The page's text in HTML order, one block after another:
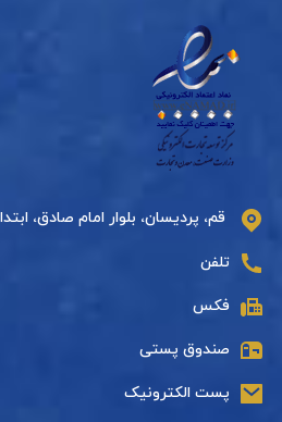
قم، پردیسان، بلوار امام صادق،
تلفن
فکس
صندوق پستی
پست الکترونیک